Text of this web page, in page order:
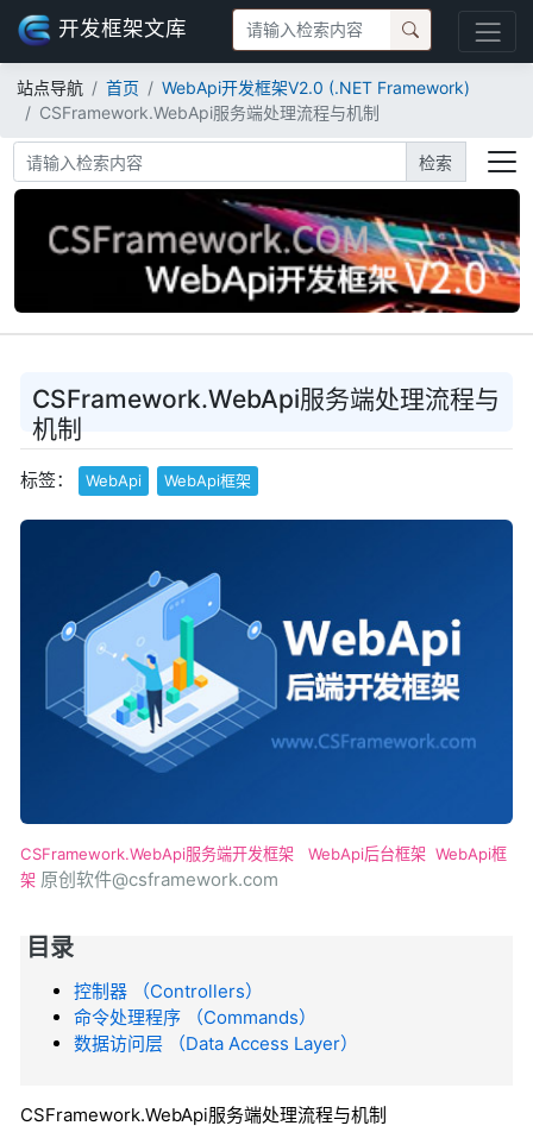
开发框架文库
站点导航 首页
WebApi开发框架V2.0 (.NET Framework)
CSFramework.WebApi服务端处理流程与机制
检索
CSFramework.WebApi服务端处理流程与
机制
标签： WebApi WebApi框架
CSFramework.WebApi服务端开发框架 WebApi后台框架 WebApi框
架 原创软件@csframework.com
目录
控制器 （Controllers）
命令处理程序 （Commands）
数据访问层 （Data Access Layer）
CSFramework.WebApi服务端处理流程与机制